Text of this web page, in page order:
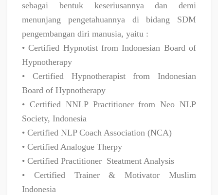
sebagai bentuk keseriusannya dan demi
menunjang pengetahuannya di bidang SDM
pengembangan diri manusia, yaitu :
• Certified Hypnotist from Indonesian Board of
Hypnotherapy
• Certified Hypnotherapist from Indonesian
Board of Hypnotherapy
• Certified NNLP Practitioner from Neo NLP
Society, Indonesia
• Certified NLP Coach Association (NCA)
• Certified Analogue Therpy
• Certified Practitioner Steatment Analysis
• Certified Trainer & Motivator Muslim
Indonesia